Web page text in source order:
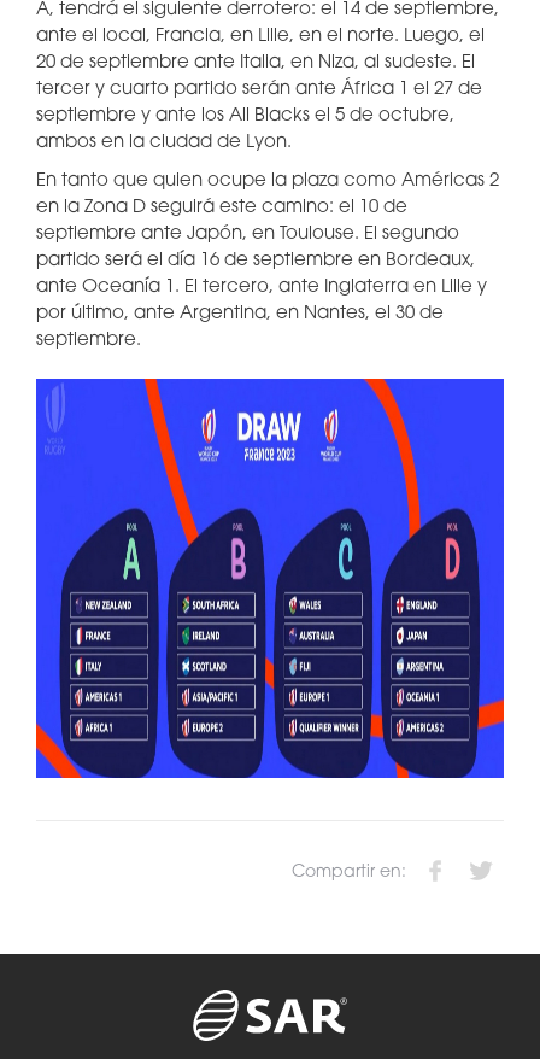
A, tendrá el siguiente derrotero: el 14 de septiembre,
ante el local, Francia, en Lille, en el norte. Luego, el
20 de septiembre ante Italia, en Niza, al sudeste. El
tercer y cuarto partido serán ante África 1 el 27 de
septiembre y ante los All Blacks el 5 de octubre,
ambos en la ciudad de Lyon.
En tanto que quien ocupe la plaza como Américas 2
en la Zona D seguirá este camino: el 10 de
septiembre ante Japón, en Toulouse. El segundo
partido será el día 16 de septiembre en Bordeaux,
ante Oceanía 1. El tercero, ante Inglaterra en Lille y
por último, ante Argentina, en Nantes, el 30 de
septiembre.
Compartir en: